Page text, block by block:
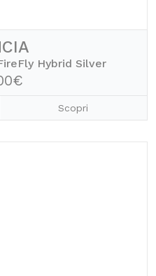
Hybrid Silver
Scopri